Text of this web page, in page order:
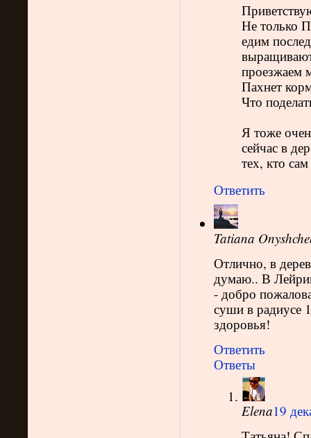
Не только
едим
проезжаем
Пахнет
Что
Я тоже
сейчас в
тех, кто
Ответить
Tatiana
Отлично, в
думаю.. В
- добро
суши в радиусе
здоровья!
Ответить
Ответы
Elena19